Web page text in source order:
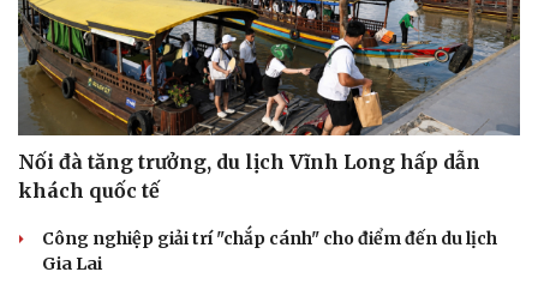
Văn hóa
Văn học
Âm nhạc
Thời trang
Nối đà tăng trưởng, du lịch Vĩnh Long hấp dẫn
khách quốc tế
Công nghiệp giải trí "chắp cánh" cho điểm đến du lịch
Gia Lai